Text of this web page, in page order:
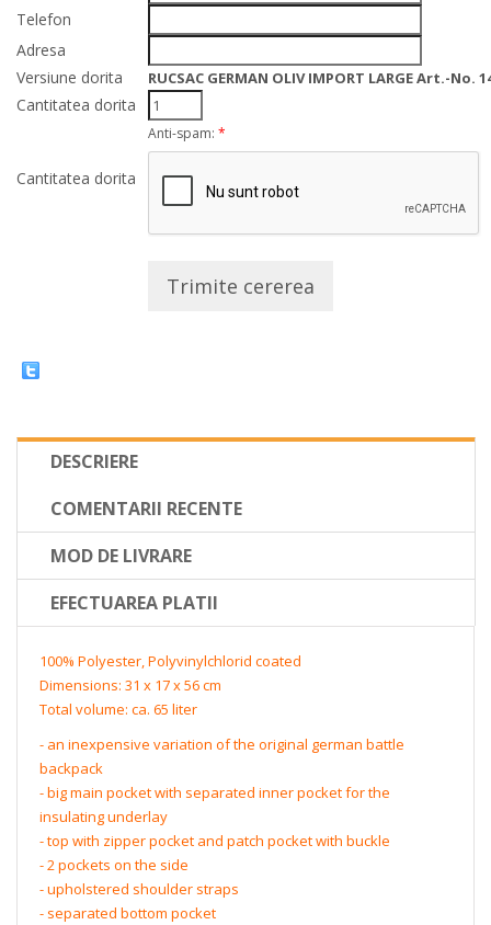
Telefon
Adresa
Versiune dorita
RUCSAC GERMAN OLIV IMPORT LARGE Art.-No.
Cantitatea dorita
Cantitatea dorita
Anti-spam: *
Trimite cererea
DESCRIERE
COMENTARII RECENTE
MOD DE LIVRARE
EFECTUAREA PLATII
100% Polyester, Polyvinylchlorid coated
Dimensions: 31 x 17 x 56 cm
Total volume: ca. 65 liter
- an inexpensive variation of the original german battle
backpack
- big main pocket with separated inner pocket for the
insulating underlay
- top with zipper pocket and patch pocket with buckle
- 2 pockets on the side
- upholstered shoulder straps
- separated bottom pocket